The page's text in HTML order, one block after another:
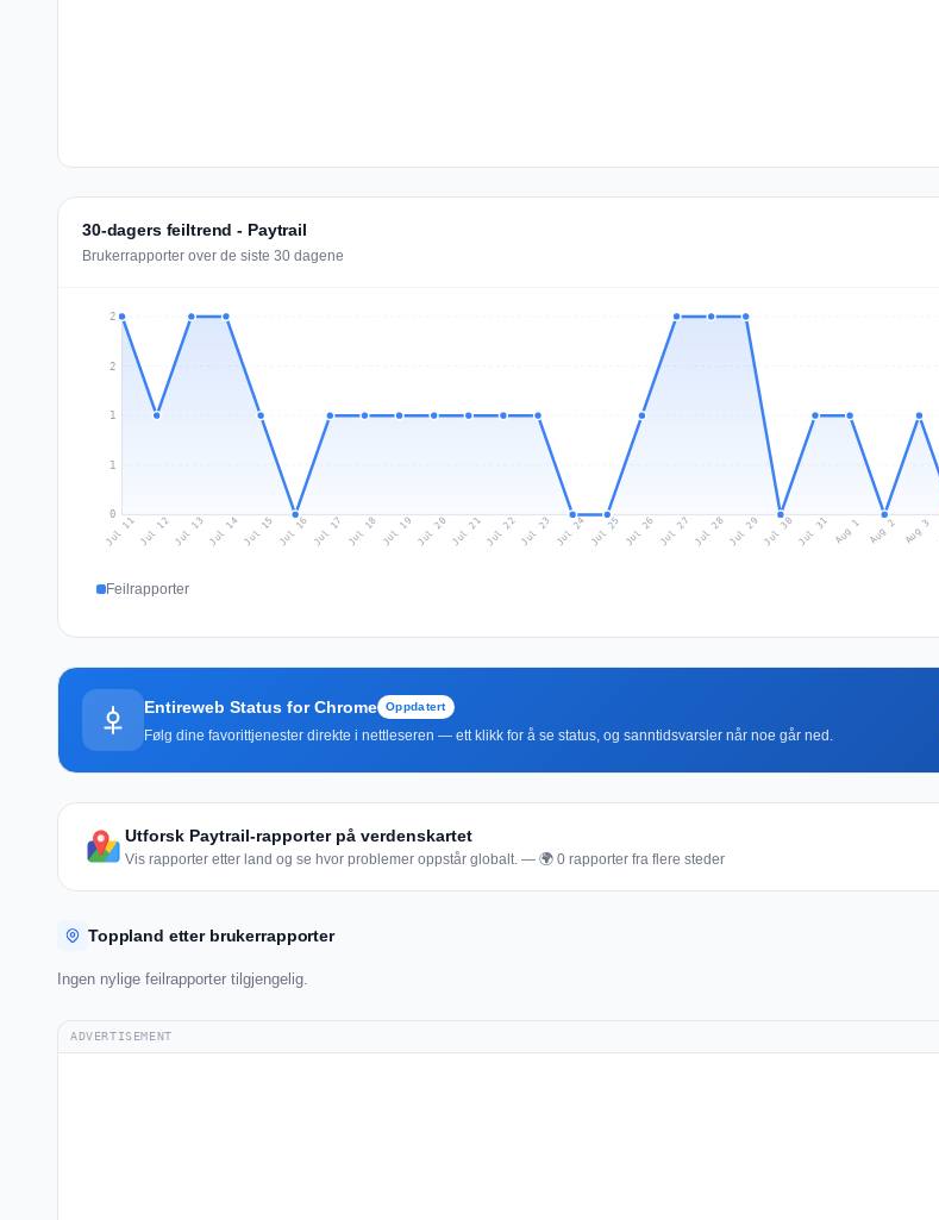
30-dagers feiltrend - Paytrail
Brukerrapporter over de siste 30 dagene
0
1
1
2
2
Jul 11Jul 12Jul 13 Jul 14Jul 15 Jul 16 Jul 17 Jul 18 Jul 19 Jul 20 Jul 21Jul 22Jul 23 Jul 24 Jul 25 Jul 26 Jul 27 Jul 28Jul 29 Jul 30 Jul 31 Aug 1 Aug 2 Aug 3
Feilrapporter
Entireweb Status for Chrome Oppdatert
Følg dine favorittjenester direkte i nettleseren — ett klikk for å se status, og sanntidsvarsler når noe går ned.
Utforsk Paytrail-rapporter på verdenskartet
Vis rapporter etter land og se hvor problemer oppstår globalt. — 🌍 0 rapporter fra flere steder
Toppland etter brukerrapporter
Ingen nylige feilrapporter tilgjengelig.
ADVERTISEMENT